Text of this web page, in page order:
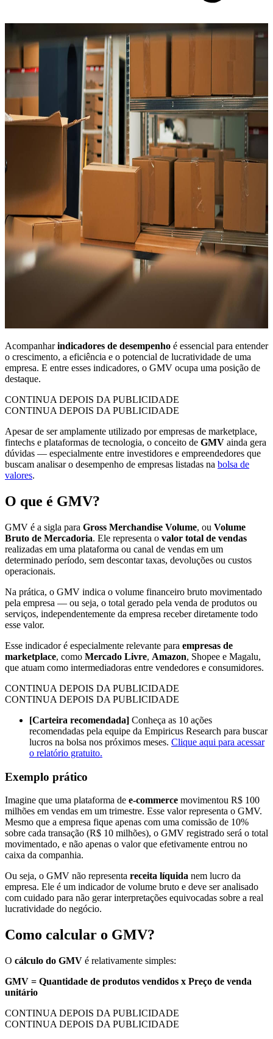
Acompanharindicadores de desempenho é essencial para entender
o crescimento, a eficiência e o potencial de lucratividade de uma
empresa. E entre esses indicadores, o GMV ocupa uma posição de
destaque.
CONTINUA DEPOIS DA PUBLICIDADE
CONTINUA DEPOIS DA PUBLICIDADE
Apesar de ser amplamente utilizado por empresas de marketplace,
fintechs e plataformas de tecnologia, o conceito de GMV ainda gera
dúvidas — especialmente entre investidores e empreendedores que
buscam analisar o desempenho de empresas listadas na bolsa de
valores.
O que é GMV?
GMV é a sigla para Gross Merchandise Volume, ou Volume
Bruto de Mercadoria. Ele representa o valor total de vendas
realizadas em uma plataforma ou canal de vendas em um
determinado período, sem descontar taxas, devoluções ou custos
operacionais.
Na prática, o GMV indica o volume financeiro bruto movimentado
pela empresa — ou seja, o total gerado pela venda de produtos ou
serviços, independentemente da empresa receber diretamente todo
esse valor.
Esse indicador é especialmente relevante para empresas de
marketplace, como Mercado Livre, Amazon, Shopee e Magalu,
que atuam como intermediadoras entre vendedores e consumidores.
CONTINUA DEPOIS DA PUBLICIDADE
CONTINUA DEPOIS DA PUBLICIDADE
[Carteira recomendada] Conheça as 10 ações
recomendadas pela equipe da Empiricus Research para buscar
lucros na bolsa nos próximos meses. Clique aqui para acessar
o relatório gratuito.
Exemplo prático
Imagine que uma plataforma de e-commerce movimentou R$ 100
milhões em vendas em um trimestre. Esse valor representa o GMV.
Mesmo que a empresa fique apenas com uma comissão de 10%
sobre cada transação (R$ 10 milhões), o GMV registrado será o total
movimentado, e não apenas o valor que efetivamente entrou no
caixa da companhia.
Ou seja, o GMV não representa receita líquida nem lucro da
empresa. Ele é um indicador de volume bruto e deve ser analisado
com cuidado para não gerar interpretações equivocadas sobre a real
lucratividade do negócio.
Como calcular o GMV?
O cálculo do GMV é relativamente simples:
GMV = Quantidade de produtos vendidos x Preço de venda
unitário
CONTINUA DEPOIS DA PUBLICIDADE
CONTINUA DEPOIS DA PUBLICIDADE